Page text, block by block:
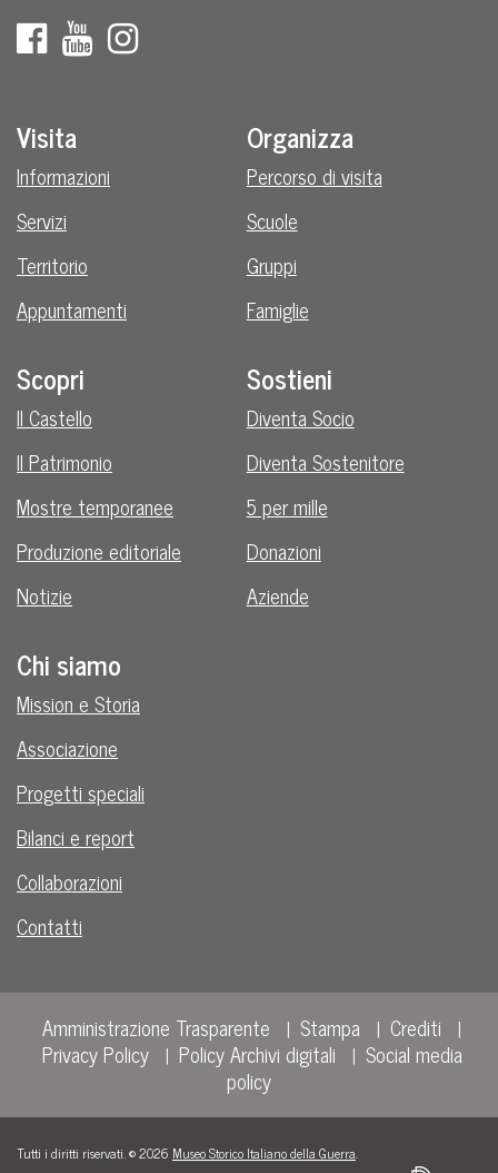
Visita
Informazioni
Servizi
Territorio
Appuntamenti
Organizza
Percorso di visita
Scuole
Gruppi
Famiglie
Scopri
Il Castello
Il Patrimonio
Mostre temporanee
Produzione editoriale
Notizie
Sostieni
Diventa Socio
Diventa Sostenitore
5 per mille
Donazioni
Aziende
Chi siamo
Mission e Storia
Associazione
Progetti speciali
Bilanci e report
Collaborazioni
Contatti
Amministrazione Trasparente Stampa
Crediti
Privacy Policy
Policy Archivi digitali
Social media
policy
Tutti i diritti riservati. © 2026 Museo Storico Italiano della Guerra.